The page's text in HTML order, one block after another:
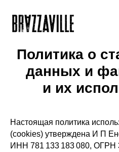
данных и файлах
и их
Настоящая политика
(cookies) утверждена И П
ИНН 781 133 183 080, ОГРН